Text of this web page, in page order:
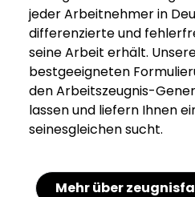
jeder Arbeitnehmer in
differenzierte und
seine Arbeit erhält.
bestgeeigneten
den Arbeitszeugnis-
lassen und liefern Ihnen
seinesgleichen sucht.
Mehr über